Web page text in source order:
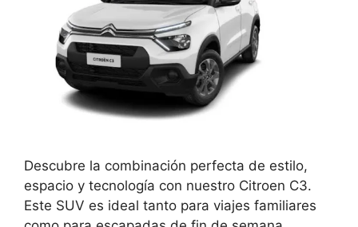
Descubre la combinación perfecta de estilo,
espacio y tecnología con nuestro Citroen C3.
Este SUV es ideal tanto para viajes familiares